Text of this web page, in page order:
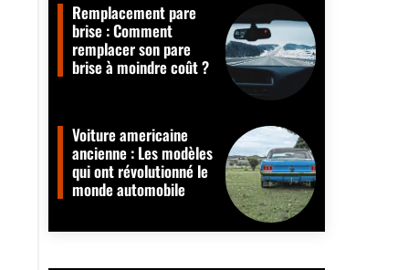
Remplacement pare
brise : Comment
remplacer son pare
brise à moindre coût ?
Voiture americaine
ancienne : Les modèles
qui ont révolutionné le
monde automobile